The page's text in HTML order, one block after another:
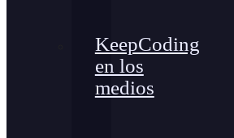
KeepCoding
en los
medios